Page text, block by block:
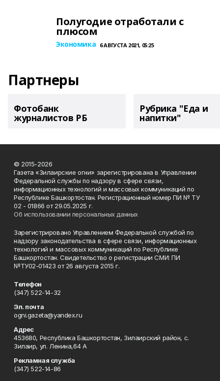
Полугодие отработали с
плюсом
Экономика 6 АВГУСТА 2021, 05:25
Партнеры
Фотобанк
журналистов РБ
Рубрика "Еда и
напитки"
© 2015-2026
Газета «Зилаирские огни» зарегистрирована в Управлении
Федеральной службы по надзору в сфере связи,
информационных технологий и массовых коммуникаций по
Республике Башкортостан. Регистрационный номер ПИ № ТУ
02 - 01866 от 29.05.2025 г.
Об использовании персональных данных
Зарегистрировано Управлением Федеральной службой по
надзору законодательства в сфере связи, информационных
технологий и массовых коммуникаций по Республике
Башкортостан. Свидетельство о регистрации СМИ: ПИ
№ТУ02-01423 от 26 августа 2015 г.
Телефон
(347) 522-14-32
Эл. почта
ogni.gazeta@yandex.ru
Адрес
453680, Республика Башкортостан, Зилаирский район, с.
Зилаир, ул. Ленина,64 А
Рекламная служба
(347) 522-14-86